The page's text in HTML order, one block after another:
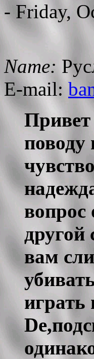
- Friday,
Name:
E-mail:
поводу
вопрос
другой
вам
играть